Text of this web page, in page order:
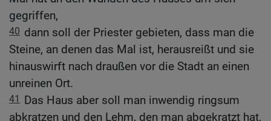
gegriffen,
40 dann soll der Priester gebieten, dass man die
Steine, an denen das Mal ist, herausreißt und sie
hinauswirft nach draußen vor die Stadt an einen
unreinen Ort.
41
Das Haus aber soll man inwendig ringsum
abkratzen und den Lehm, den man abgekratzt hat,